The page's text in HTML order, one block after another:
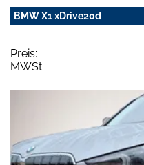
BMW X1 xDrive20d
Preis:
MWSt: